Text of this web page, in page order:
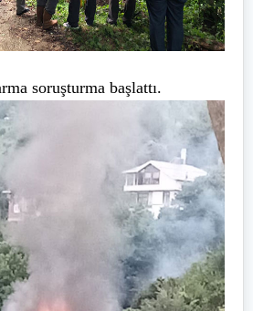
soruşturma başlattı.